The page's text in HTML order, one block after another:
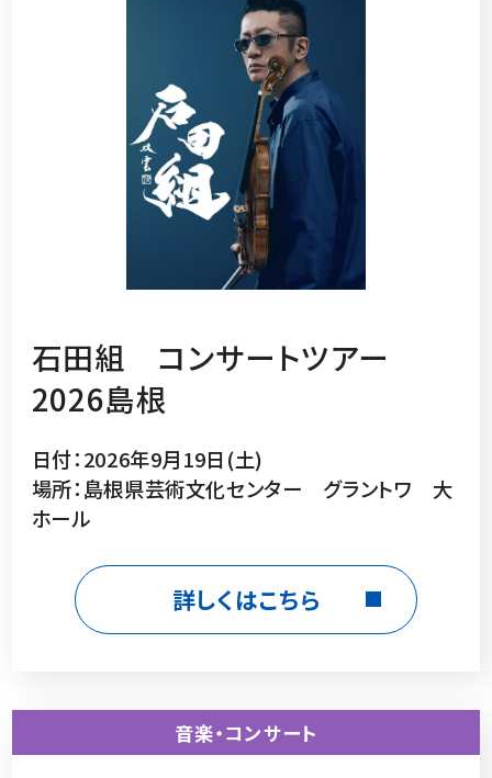
石田組 コンサートツアー
2026島根
日付：2026年9月19日(土)
場所：島根県芸術文化センター グラントワ 大
ホール
詳しくはこちら
音楽・コンサート